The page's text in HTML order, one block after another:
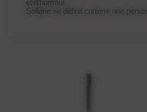
et d’humour.
Sofiane se définit comme une